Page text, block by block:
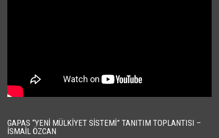
GAPAS “YENI MÜLKIYET SISTEMI” TANITIM TOPLANTISI –
İSMAIL ÖZCAN